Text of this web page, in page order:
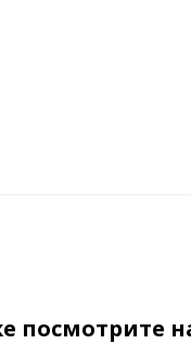
посмотрите